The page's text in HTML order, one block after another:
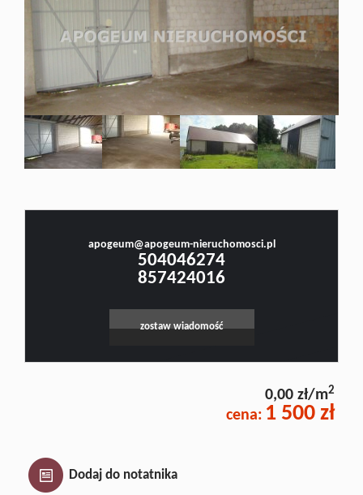
Oferta
Rynek
apogeum@apogeum-nieruchomosci.pl
504046274
857424016
zostaw wiadomość
0,00 zł/m2
cena: 1 500 zł
Dodaj do notatnika